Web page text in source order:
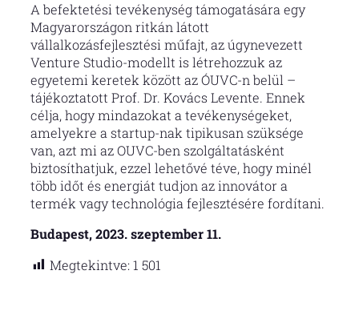
A befektetési tevékenység támogatására egy
Magyarországon ritkán látott
vállalkozásfejlesztési műfajt, az úgynevezett
Venture Studio-modellt is létrehozzuk az
egyetemi keretek között az ÓUVC-n belül –
tájékoztatott Prof. Dr. Kovács Levente. Ennek
célja, hogy mindazokat a tevékenységeket,
amelyekre a startup-nak tipikusan szüksége
van, azt mi az OUVC-ben szolgáltatásként
biztosíthatjuk, ezzel lehetővé téve, hogy minél
több időt és energiát tudjon az innovátor a
termék vagy technológia fejlesztésére fordítani.
Budapest, 2023. szeptember 11.
Megtekintve:1 501